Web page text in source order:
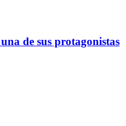
de sus protagonistas